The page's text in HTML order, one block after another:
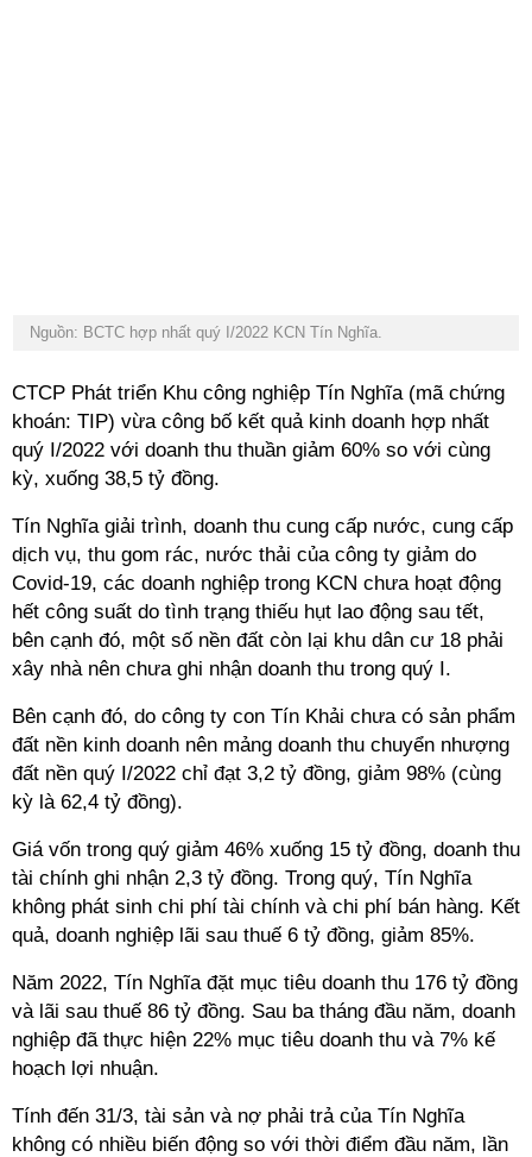
Nguồn: BCTC hợp nhất quý I/2022 KCN Tín Nghĩa.
CTCP Phát triển Khu công nghiệp Tín Nghĩa (mã chứng
khoán: TIP) vừa công bố kết quả kinh doanh hợp nhất
quý I/2022 với doanh thu thuần giảm 60% so với cùng
kỳ, xuống 38,5 tỷ đồng.
Tín Nghĩa giải trình, doanh thu cung cấp nước, cung cấp
dịch vụ, thu gom rác, nước thải của công ty giảm do
Covid-19, các doanh nghiệp trong KCN chưa hoạt động
hết công suất do tình trạng thiếu hụt lao động sau tết,
bên cạnh đó, một số nền đất còn lại khu dân cư 18 phải
xây nhà nên chưa ghi nhận doanh thu trong quý I.
Bên cạnh đó, do công ty con Tín Khải chưa có sản phẩm
đất nền kinh doanh nên mảng doanh thu chuyển nhượng
đất nền quý I/2022 chỉ đạt 3,2 tỷ đồng, giảm 98% (cùng
kỳ là 62,4 tỷ đồng).
Giá vốn trong quý giảm 46% xuống 15 tỷ đồng, doanh thu
tài chính ghi nhận 2,3 tỷ đồng. Trong quý, Tín Nghĩa
không phát sinh chi phí tài chính và chi phí bán hàng. Kết
quả, doanh nghiệp lãi sau thuế 6 tỷ đồng, giảm 85%.
Năm 2022, Tín Nghĩa đặt mục tiêu doanh thu 176 tỷ đồng
và lãi sau thuế 86 tỷ đồng. Sau ba tháng đầu năm, doanh
nghiệp đã thực hiện 22% mục tiêu doanh thu và 7% kế
hoạch lợi nhuận.
Tính đến 31/3, tài sản và nợ phải trả của Tín Nghĩa
không có nhiều biến động so với thời điểm đầu năm, lần